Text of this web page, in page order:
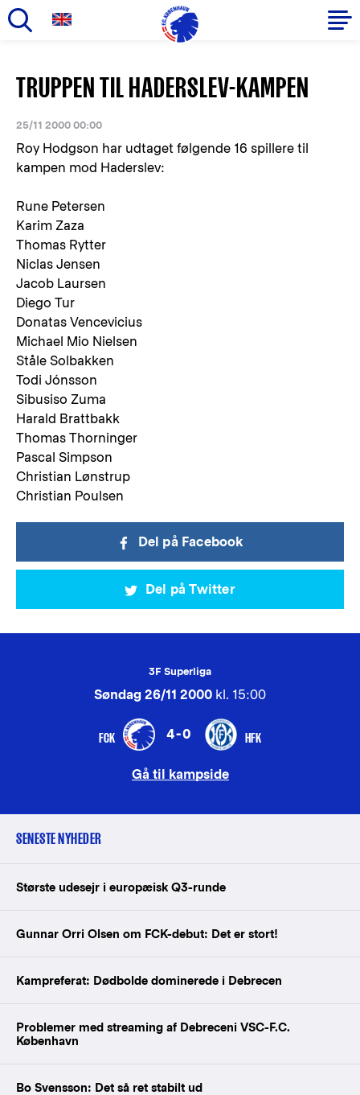
hovedindhold
Primær
navigation
TRUPPEN TIL HADERSLEV-KAMPEN
25/11 2000 00:00
Roy Hodgson har udtaget følgende 16 spillere til
kampen mod Haderslev:
Rune Petersen
Karim Zaza
Thomas Rytter
Niclas Jensen
Jacob Laursen
Diego Tur
Donatas Vencevicius
Michael Mio Nielsen
Ståle Solbakken
Todi Jónsson
Sibusiso Zuma
Harald Brattbakk
Thomas Thorninger
Pascal Simpson
Christian Lønstrup
Christian Poulsen
Del på Facebook
Del på Twitter
3F Superliga
Søndag 26/11 2000 kl. 15:00
FCK 4-0 HFK
Gå til kampside
SENESTE NYHEDER
Største udesejr i europæisk Q3-runde
Gunnar Orri Olsen om FCK-debut: Det er stort!
Kampreferat: Dødbolde dominerede i Debrecen
Problemer med streaming af Debreceni VSC-F.C.
København
Bo Svensson: Det så ret stabilt ud